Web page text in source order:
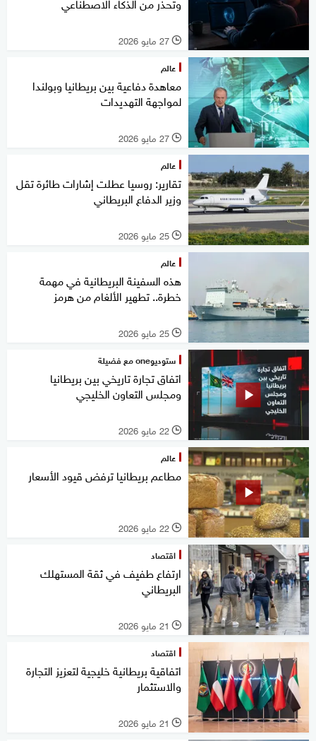
l 27 مايو 2026
عالم
معاهدة دفاعية بين بريطانيا وبولندا
لمواجهة التهديدات
l 27 مايو 2026
عالم
تقارير: روسيا عطلت إشارات طائرة تقل
وزير الدفاع البريطاني
l 25 مايو 2026
عالم
هذه السفينة البريطانية في مهمة
خطرة.. تطهير الألغام من هرمز
l 25 مايو 2026
ستوديوone مع فضيلة
اتفاق تجارة تاريخي بين بريطانيا
ومجلس التعاون الخليجي
l 22 مايو 2026
عالم
مطاعم بريطانيا ترفض قيود الأسعار
l 22 مايو 2026
اقتصاد
ارتفاع طفيف في ثقة المستهلك
البريطاني
l 21 مايو 2026
اقتصاد
اتفاقية بريطانية خليجية لتعزيز التجارة
والاستثمار
l 21 مايو 2026